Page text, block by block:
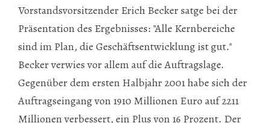
Vorstandsvorsitzender Erich Becker satge bei der
Präsentation des Ergebnisses: "Alle Kernbereiche
sind im Plan, die Geschäftsentwicklung ist gut."
Becker verwies vor allem auf die Auftragslage.
Gegenüber dem ersten Halbjahr 2001 habe sich der
Auftragseingang von 1910 Millionen Euro auf 2211
Millionen verbessert, ein Plus von 16 Prozent. Der